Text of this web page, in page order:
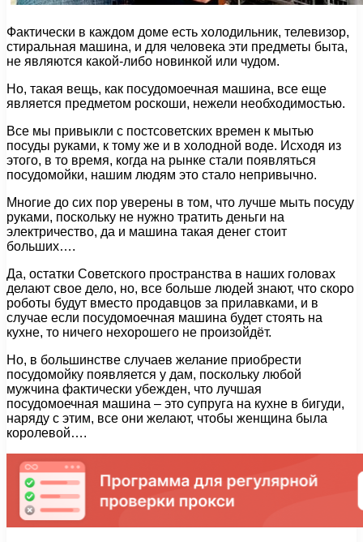
Фактически в каждом доме есть холодильник, телевизор,
стиральная машина, и для человека эти предметы быта,
не являются какой-либо новинкой или чудом.
Но, такая вещь, как посудомоечная машина, все еще
является предметом роскоши, нежели необходимостью.
Все мы привыкли с постсоветских времен к мытью
посуды руками, к тому же и в холодной воде. Исходя из
этого, в то время, когда на рынке стали появляться
посудомойки, нашим людям это стало непривычно.
Многие до сих пор уверены в том, что лучше мыть посуду
руками, поскольку не нужно тратить деньги на
электричество, да и машина такая денег стоит
больших….
Да, остатки Советского пространства в наших головах
делают свое дело, но, все больше людей знают, что скоро
роботы будут вместо продавцов за прилавками, и в
случае если посудомоечная машина будет стоять на
кухне, то ничего нехорошего не произойдёт.
Но, в большинстве случаев желание приобрести
посудомойку появляется у дам, поскольку любой
мужчина фактически убежден, что лучшая
посудомоечная машина – это супруга на кухне в бигуди,
наряду с этим, все они желают, чтобы женщина была
королевой….